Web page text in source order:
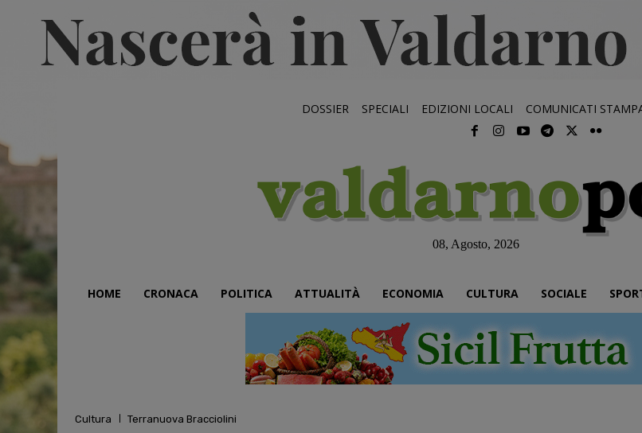
DOSSIER SPECIALI EDIZIONI LOCALI COMUNICATI
08, Agosto, 2026
HOME CRONACA POLITICA ATTUALITÀ ECONOMIA CULTURA SOCIALE
Cultura Terranuova Bracciolini